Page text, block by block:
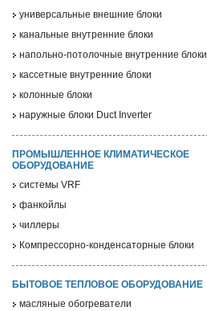
универсальные внешние блоки
канальные внутренние блоки
напольно-потолочные внутренние блоки
кассетные внутренние блоки
колонные блоки
наружные блоки Duct Inverter
ПРОМЫШЛЕННОЕ КЛИМАТИЧЕСКОЕ
ОБОРУДОВАНИЕ
системы VRF
фанкойлы
чиллеры
Компрессорно-конденсаторные блоки
БЫТОВОЕ ТЕПЛОВОЕ ОБОРУДОВАНИЕ
масляные обогреватели